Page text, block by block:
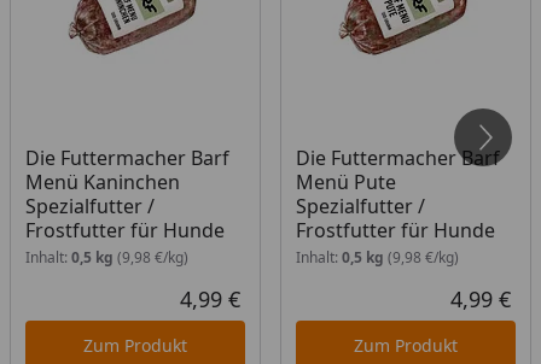
Produkt nicht gültig.
Die Futtermacher Barf
Menü Kaninchen
Spezialfutter /
Frostfutter für Hunde
Inhalt: 0,5 kg (9,98 €/kg)
Aktueller Preis
4,99 €
Zum Produkt
Die Futtermacher Barf
Menü Pute
Spezialfutter /
Frostfutter für Hunde
Inhalt: 0,5 kg (9,98 €/kg)
4,99 €
Zum Produkt